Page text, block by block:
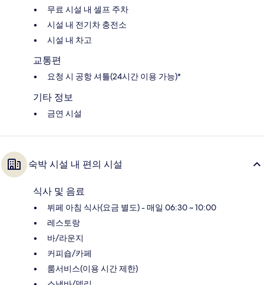
무료 시설 내 셀프 주차
시설 내 전기차 충전소
시설 내 차고
교통편
요청 시 공항 셔틀(24시간 이용 가능)*
기타 정보
금연 시설
숙박 시설 내 편의 시설
식사 및 음료
뷔페 아침 식사(요금 별도) - 매일 06:30 ~ 10:00
레스토랑
바/라운지
커피숍/카페
룸서비스(이용 시간 제한)